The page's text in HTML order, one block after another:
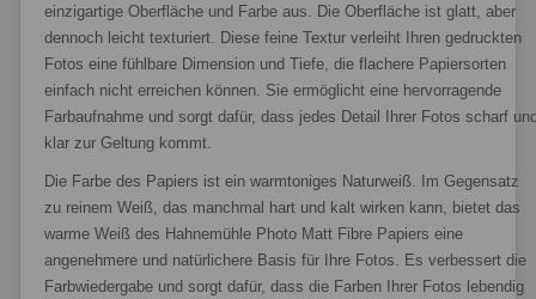
einzigartige Oberfläche und Farbe aus. Die Oberfläche ist glatt, aber
dennoch leicht texturiert. Diese feine Textur verleiht Ihren gedruckten
Fotos eine fühlbare Dimension und Tiefe, die flachere Papiersorten
einfach nicht erreichen können. Sie ermöglicht eine hervorragende
Farbaufnahme und sorgt dafür, dass jedes Detail Ihrer Fotos scharf
klar zur Geltung kommt.
Die Farbe des Papiers ist ein warmtoniges Naturweiß. Im Gegensatz
zu reinem Weiß, das manchmal hart und kalt wirken kann, bietet das
warme Weiß des Hahnemühle Photo Matt Fibre Papiers eine
angenehmere und natürlichere Basis für Ihre Fotos. Es verbessert die
Farbwiedergabe und sorgt dafür, dass die Farben Ihrer Fotos lebendig